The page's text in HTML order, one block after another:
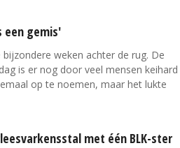
gemis'
weken achter de rug. De
is er nog door veel mensen keihard
op te noemen, maar het lukte
met één BLK-ster